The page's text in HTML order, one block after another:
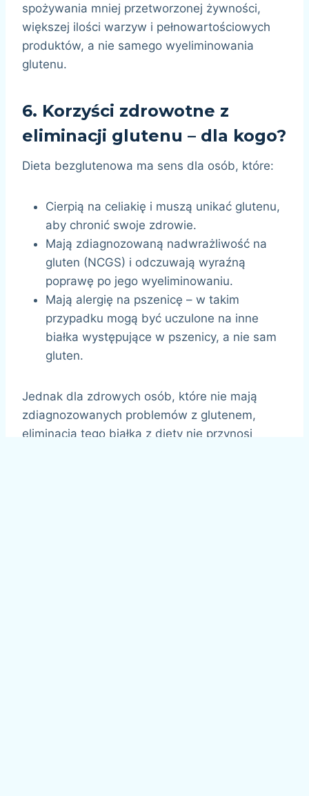
spożywania mniej przetworzonej żywności,
większej ilości warzyw i pełnowartościowych
produktów, a nie samego wyeliminowania
glutenu.
6. Korzyści zdrowotne z
eliminacji glutenu – dla kogo?
Dieta bezglutenowa ma sens dla osób, które:
Cierpią na celiakię i muszą unikać glutenu,
aby chronić swoje zdrowie.
Mają zdiagnozowaną nadwrażliwość na
gluten (NCGS) i odczuwają wyraźną
poprawę po jego wyeliminowaniu.
Mają alergię na pszenicę – w takim
przypadku mogą być uczulone na inne
białka występujące w pszenicy, a nie sam
gluten.
Jednak dla zdrowych osób, które nie mają
zdiagnozowanych problemów z glutenem,
eliminacja tego białka z diety nie przynosi